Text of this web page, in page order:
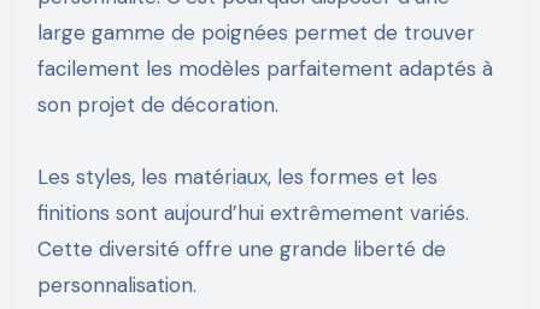
large gamme de poignées permet de trouver
facilement les modèles parfaitement adaptés à
son projet de décoration.
Les styles, les matériaux, les formes et les
finitions sont aujourd’hui extrêmement variés.
Cette diversité offre une grande liberté de
personnalisation.